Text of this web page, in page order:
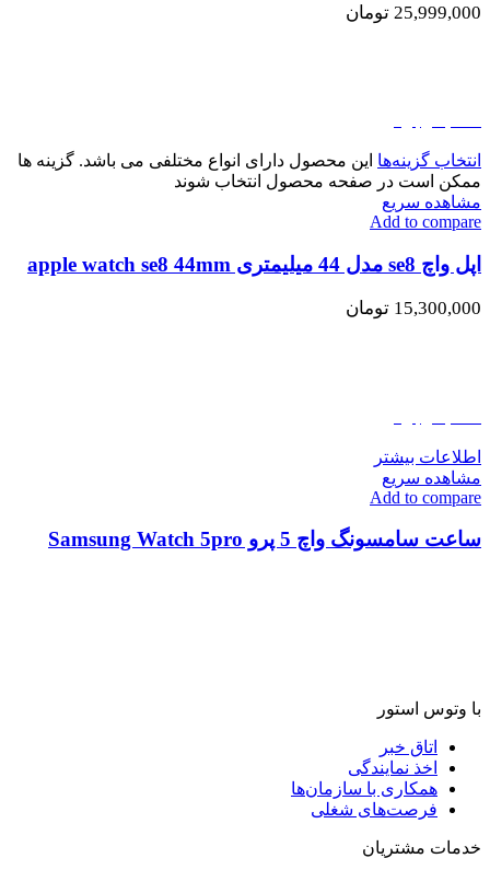
25,999,000 تومان
انتخاب گزینه‌ها این محصول دارای انواع مختلفی می باشد. گزینه ها
ممکن است در صفحه محصول انتخاب شوند
مشاهده سریع
Add to compare
اپل واچ se8 مدل 44 میلیمتری apple watch se8 44mm
15,300,000 تومان
اطلاعات بیشتر
مشاهده سریع
Add to compare
ساعت سامسونگ واچ 5 پرو Samsung Watch 5pro
با وتوس استور
اتاق خبر
اخذ نمایندگی
همکاری با سازمان‌ها
فرصت‌های شغلی
خدمات مشتریان